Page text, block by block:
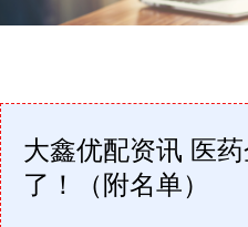
大鑫优配资讯 医
了！（附名单）